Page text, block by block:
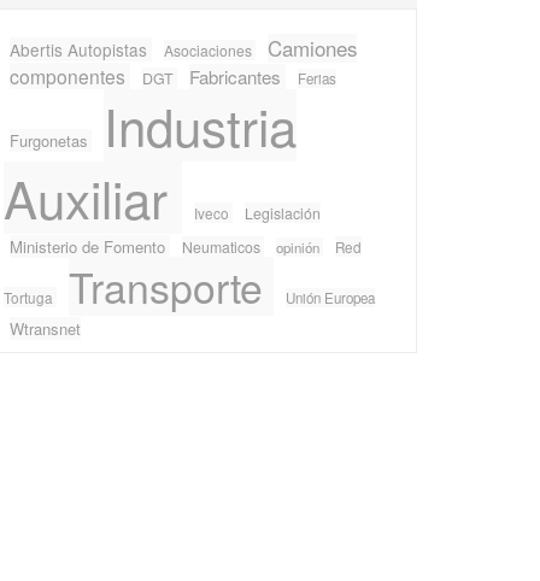
Abertis Autopistas Asociaciones Camiones
componentes DGT Fabricantes Ferias
Furgonetas
Industria
Auxiliar
Iveco Legislación
Ministerio de Fomento Neumaticos opinión Red
Tortuga Transporte Unión Europea
Wtransnet